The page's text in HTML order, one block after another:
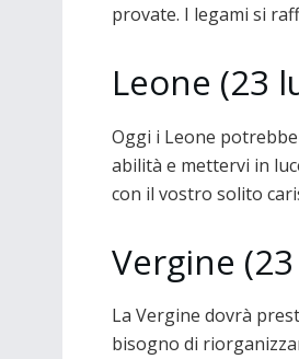
provate. I legami si
Leone (23
Oggi i Leone
abilità e mettervi in
con il vostro solito
Vergine
La Vergine dovrà
bisogno di